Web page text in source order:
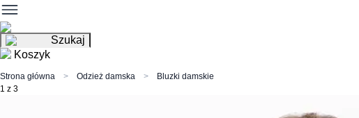
Szukaj
Koszyk
Strona główna Odzież damska
Bluzki damskie
1 z 3